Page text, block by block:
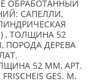
ОБРАБОТАННЫЙ
САПЕЛЛИ,
, ТОЛЩИНА 52
ПОРОДА ДЕРЕВА
52 ММ, АРТ.
GES. M.